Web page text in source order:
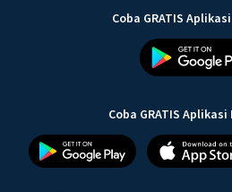
Coba GRATIS
Coba GRATIS